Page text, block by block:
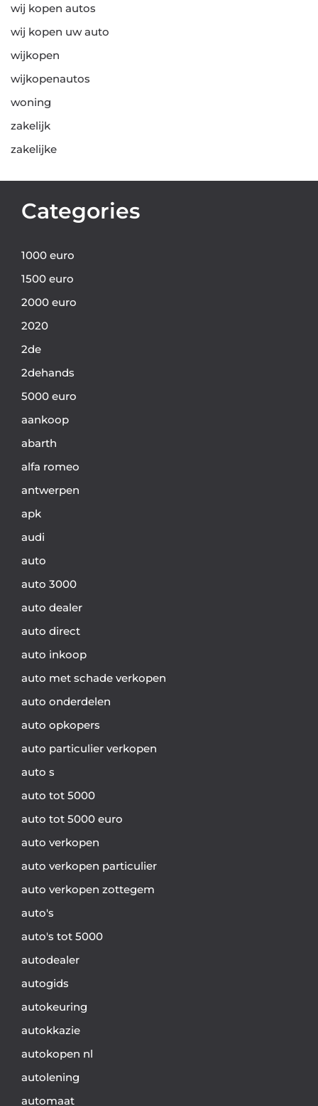
wij kopen autos
wij kopen uw auto
wijkopen
wijkopenautos
woning
zakelijk
zakelijke
Categories
1000 euro
1500 euro
2000 euro
2020
2de
2dehands
5000 euro
aankoop
abarth
alfa romeo
antwerpen
apk
audi
auto
auto 3000
auto dealer
auto direct
auto inkoop
auto met schade verkopen
auto onderdelen
auto opkopers
auto particulier verkopen
auto s
auto tot 5000
auto tot 5000 euro
auto verkopen
auto verkopen particulier
auto verkopen zottegem
auto's
auto's tot 5000
autodealer
autogids
autokeuring
autokkazie
autokopen nl
autolening
automaat